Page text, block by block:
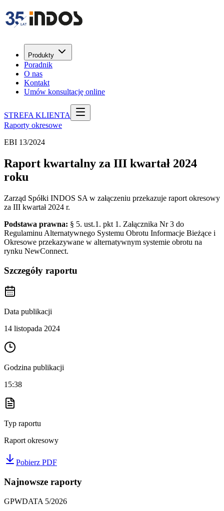
Produkty
Poradnik
O nas
Kontakt
Umów konsultację online
STREFA KLIENTA
Raporty okresowe
EBI 13/2024
Raport kwartalny za III kwartał 2024
roku
Zarząd Spółki INDOS SA w załączeniu przekazuje raport okresowy
za III kwartał 2024 r.
Podstawa prawna: § 5. ust.1. pkt 1. Załącznika Nr 3 do
Regulaminu Alternatywnego Systemu Obrotu Informacje Bieżące i
Okresowe przekazywane w alternatywnym systemie obrotu na
rynku NewConnect.
Szczegóły raportu
Data publikacji
14 listopada 2024
Godzina publikacji
15:38
Typ raportu
Raport okresowy
Pobierz PDF
Najnowsze raporty
GPWDATA 5/2026